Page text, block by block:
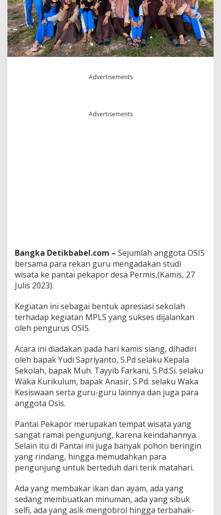
S
M
A
N
1
S
I
B
N
R
P
E
S
Advertisements
Advertisements
Bangka Detikbabel.com – Sejumlah anggota OSIS
bersama para rekan guru mengadakan studi
wisata ke pantai pekapor desa Permis,(Kamis, 27
Julis 2023).
Kegiatan ini sebagai bentuk apresiasi sekolah
terhadap kegiatan MPLS yang sukses dijalankan
oleh pengurus OSIS.
Acara ini diadakan pada hari kamis siang, dihadiri
oleh bapak Yudi Sapriyanto, S.Pd selaku Kepala
Sekolah, bapak Muh. Tayyib Farkani, S.Pd.Si. selaku
Waka Kurikulum, bapak Anasir, S.Pd. selaku Waka
Kesiswaan serta guru-guru lainnya dan juga para
anggota Osis.
Pantai Pekapor merupakan tempat wisata yang
sangat ramai pengunjung, karena keindahannya.
Selain itu di Pantai ini juga banyak pohon beringin
yang rindang, hingga memudahkan para
pengunjung untuk berteduh dari terik matahari.
Ada yang membakar ikan dan ayam, ada yang
sedang membuatkan minuman, ada yang sibuk
selfi, ada yang asik mengobrol hingga terbahak-